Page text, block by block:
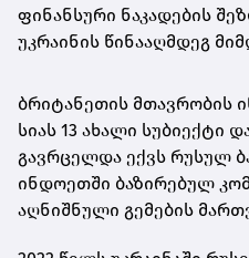
ფინანსური ნაკადების
უკრაინის წინააღმდეგ
ბრიტანეთის მთავრობის
სიას 13 ახალი სუბიექტი
გავრცელდა ექვს რუსულ
ინდოეთში ბაზირებულ
აღნიშნული გემების